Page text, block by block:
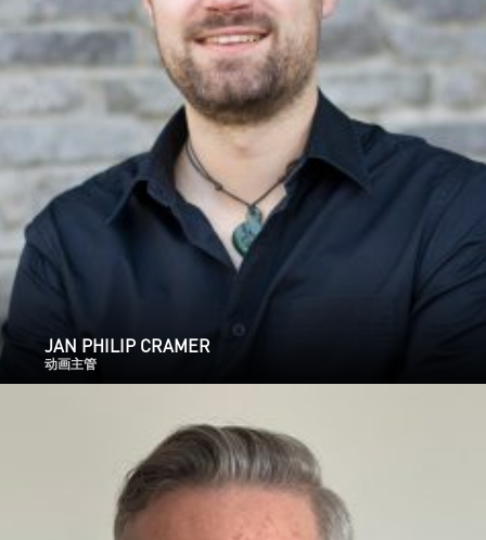
JAN PHILIP CRAMER
动画主管